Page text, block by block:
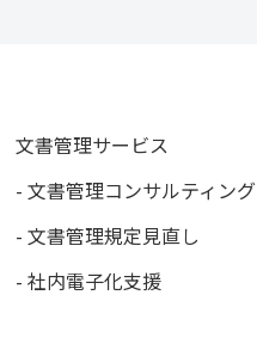
文書管理サービス
- 文書管理コンサルティング
- 文書管理規定見直し
- 社内電子化支援